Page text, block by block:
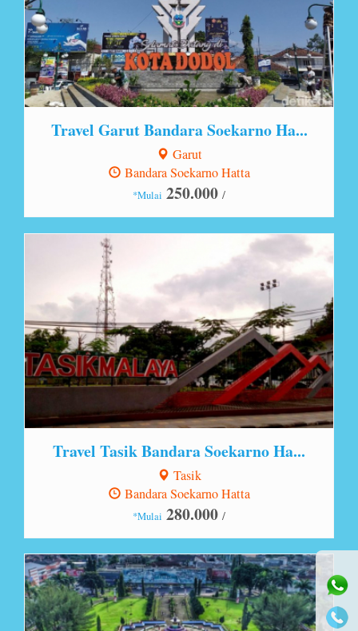
Travel Garut Bandara Soekarno Ha...
Garut
Bandara Soekarno Hatta
*Mulai 250.000 /
Lihat Detail
Travel Tasik Bandara Soekarno Ha...
Tasik
Bandara Soekarno Hatta
*Mulai 280.000 /
Lihat Detail